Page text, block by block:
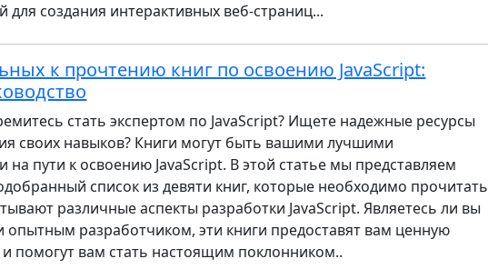
для создания интерактивных веб-страниц...
к прочтению книг по освоению JavaScript:
стать экспертом по JavaScript? Ищете надежные ресурсы
своих навыков? Книги могут быть вашими лучшими
пути к освоению JavaScript. В этой статье мы представляем
список из девяти книг, которые необходимо прочитать
различные аспекты разработки JavaScript. Являетесь ли вы
опытным разработчиком, эти книги предоставят вам ценную
помогут вам стать настоящим поклонником..